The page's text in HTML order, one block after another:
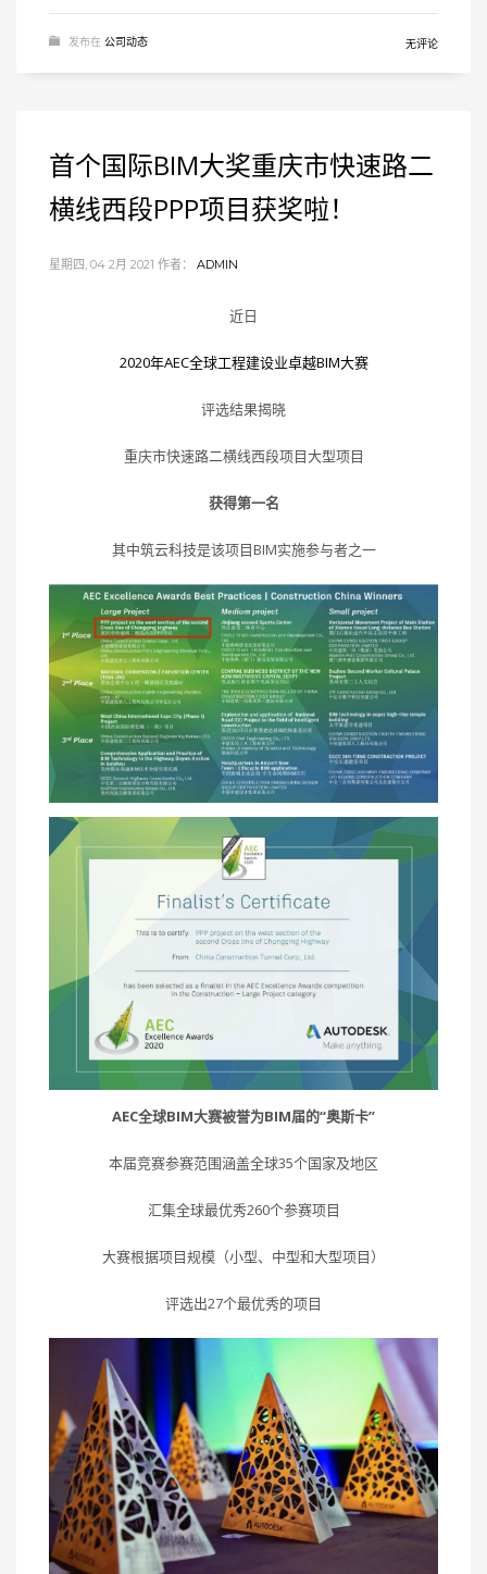
发布在 公司动态 无评论
首个国际BIM大奖重庆市快速路二
横线西段PPP项目获奖啦！
星期四, 04 2月 2021 作者： ADMIN
近日
2020年AEC全球工程建设业卓越BIM大赛
评选结果揭晓
重庆市快速路二横线西段项目大型项目
获得第一名
其中筑云科技是该项目BIM实施参与者之一
AEC全球BIM大赛被誉为BIM届的“奥斯卡”
本届竞赛参赛范围涵盖全球35个国家及地区
汇集全球最优秀260个参赛项目
大赛根据项目规模（小型、中型和大型项目）
评选出27个最优秀的项目